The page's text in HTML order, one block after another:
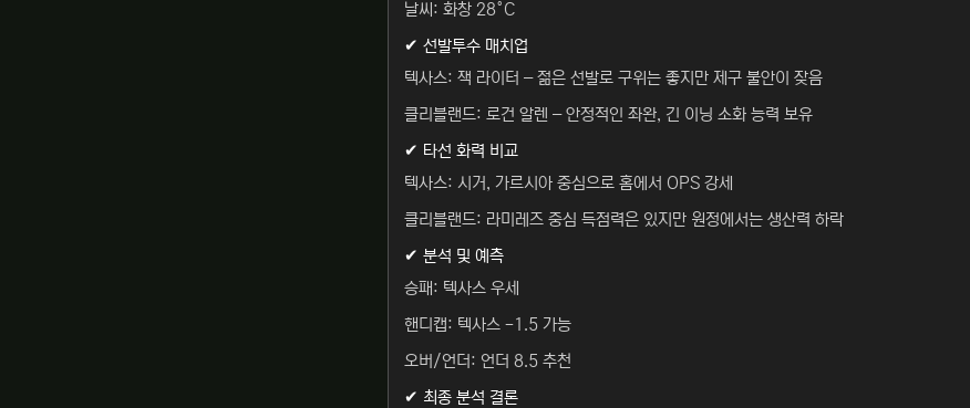
날씨: 화창 28°C
✔ 선발투수 매치업
텍사스: 잭 라이터 – 젊은 선발로 구위는 좋지만 제구 불안이 잦음
클리블랜드: 로건 알렌 – 안정적인 좌완, 긴 이닝 소화 능력 보유
✔ 타선 화력 비교
텍사스: 시거, 가르시아 중심으로 홈에서 OPS 강세
클리블랜드: 라미레즈 중심 득점력은 있지만 원정에서는 생산력 하락
✔ 분석 및 예측
승패: 텍사스 우세
핸디캡: 텍사스 -1.5 가능
오버/언더: 언더 8.5 추천
✔ 최종 분석 결론